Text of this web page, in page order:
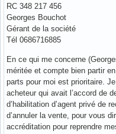
RC 348 217 456
Georges Bouchot
Gérant de la société
Tél 0686716885
En ce qui me concerne
méritée et compte bien partir
parts pour moi est prioritaire.
acheteur qui avait l’accord de
d’habilitation d’agent privé de
d’annuler la vente, pour vous
accréditation pour reprendre